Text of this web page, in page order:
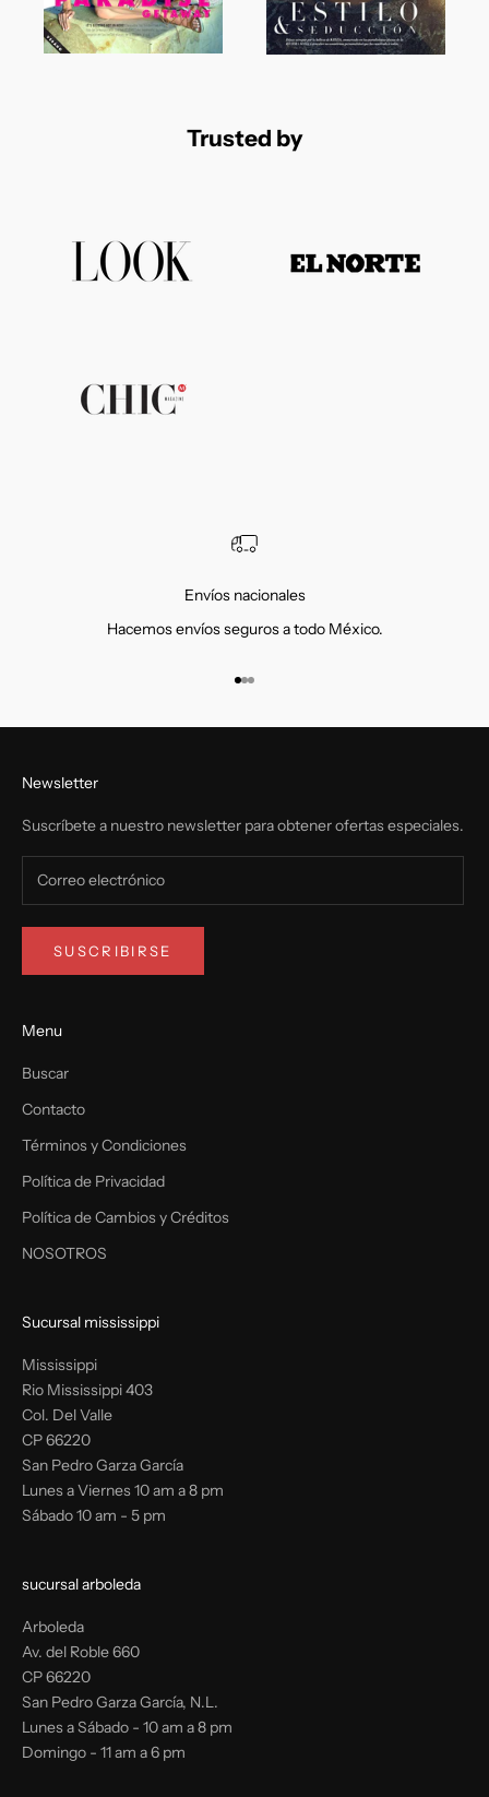
Trusted by
Envíos nacionales
Hacemos envíos seguros a todo México.
Ir al artículo 1
Ir al artículo 2
Ir al artículo 3
Newsletter
Suscríbete a nuestro newsletter para obtener ofertas especiales.
SUSCRIBIRSE
Menu
Buscar
Contacto
Términos y Condiciones
Política de Privacidad
Política de Cambios y Créditos
NOSOTROS
Sucursal mississippi
Mississippi
Rio Mississippi 403
Col. Del Valle
CP 66220
San Pedro Garza García
Lunes a Viernes 10 am a 8 pm
Sábado 10 am - 5 pm
sucursal arboleda
Arboleda
Av. del Roble 660
CP 66220
San Pedro Garza García, N.L.
Lunes a Sábado - 10 am a 8 pm
Domingo - 11 am a 6 pm